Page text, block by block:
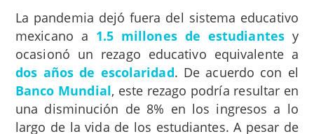
La pandemia dejó fuera del sistema educativo
mexicano a 1.5 millones de estudiantesy
ocasionó un rezago educativo equivalente a
dos años de escolaridad. De acuerdo con el
Banco Mundial, este rezago podría resultar en
una disminución de 8% en los ingresos a lo
largo de la vida de los estudiantes. A pesar de